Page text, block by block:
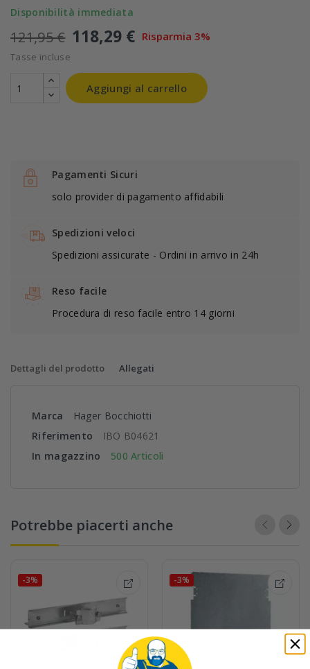
Disponibilità immediata
121,95 € 118,29 € Risparmia 3%
Tasse incluse
Aggiungi al carrello
Pagamenti Sicuri
solo provider di pagamento affidabili
Spedizioni veloci
Spedizioni assicurate - Ordini in arrivo in 24h
Reso facile
Procedura di reso facile entro 14 giorni
Dettagli del prodotto Allegati
Marca
Hager Bocchiotti
Riferimento
IBO B04621
In magazzino
500 Articoli
Potrebbe piacerti anche
-3% -3%